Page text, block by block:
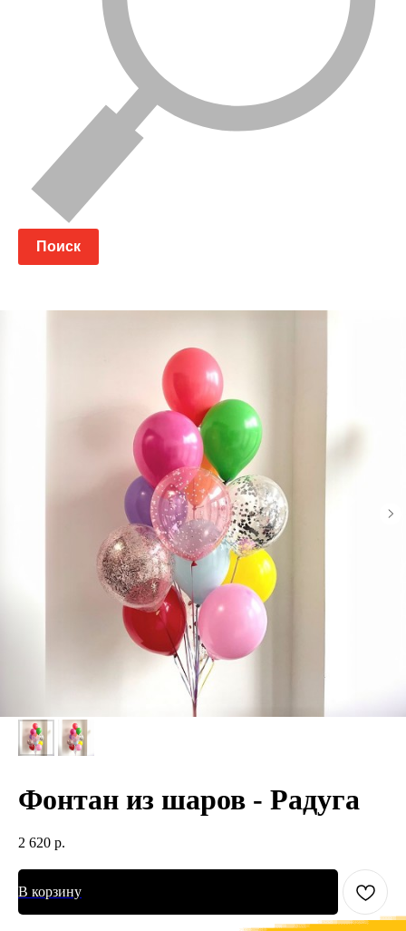
Поиск
Фонтан из шаров - Радуга
2 620 р.
В корзину